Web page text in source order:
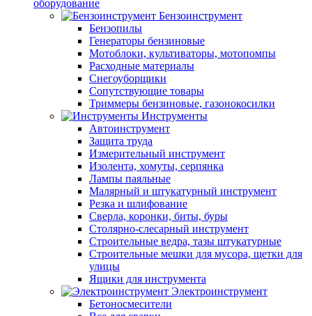
оборудование
Бензоинструмент
Бензопилы
Генераторы бензиновые
Мотоблоки, культиваторы, мотопомпы
Расходные материалы
Снегоуборщики
Сопутствующие товары
Триммеры бензиновые, газонокосилки
Инструменты
Автоинструмент
Защита труда
Измерительный инструмент
Изолента, хомуты, серпянка
Лампы паяльные
Малярный и штукатурный инструмент
Резка и шлифование
Сверла, коронки, биты, буры
Столярно-слесарный инструмент
Строительные ведра, тазы штукатурные
Строительные мешки для мусора, щетки для
улицы
Ящики для инструмента
Электроинструмент
Бетоносмесители